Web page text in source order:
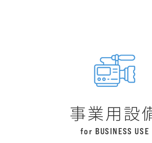
事業用設
for BUSINESS USE